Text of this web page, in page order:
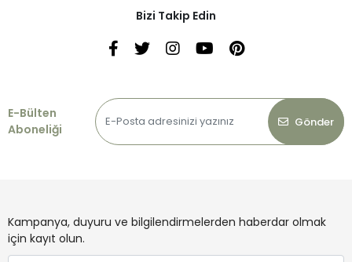
Bizi Takip Edin
E-Bülten
Aboneliği
Gönder
Kampanya, duyuru ve bilgilendirmelerden haberdar olmak
için kayıt olun.